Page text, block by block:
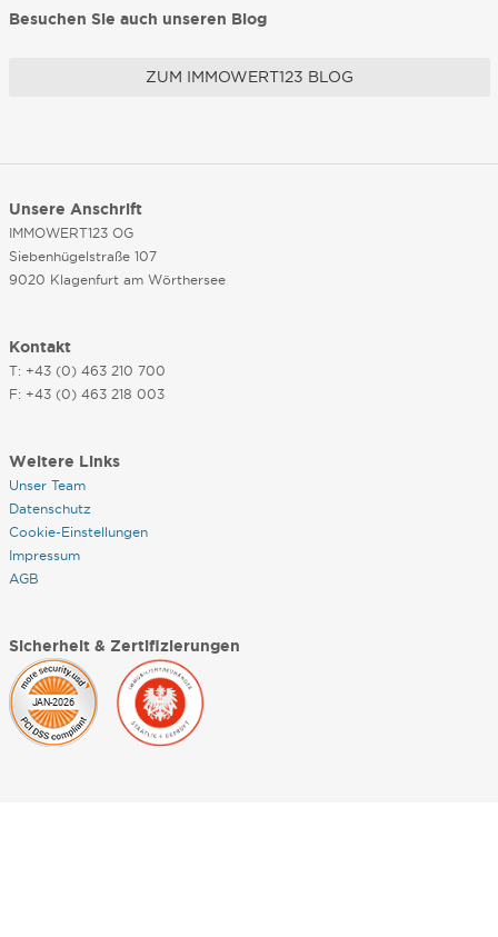
Besuchen Sie auch unseren Blog
ZUM IMMOWERT123 BLOG
Unsere Anschrift
IMMOWERT123 OG
Siebenhügelstraße 107
9020 Klagenfurt am Wörthersee
Kontakt
T: +43 (0) 463 210 700
F: +43 (0) 463 218 003
Weitere Links
Unser Team
Datenschutz
Cookie-Einstellungen
Impressum
AGB
Sicherheit & Zertifizierungen